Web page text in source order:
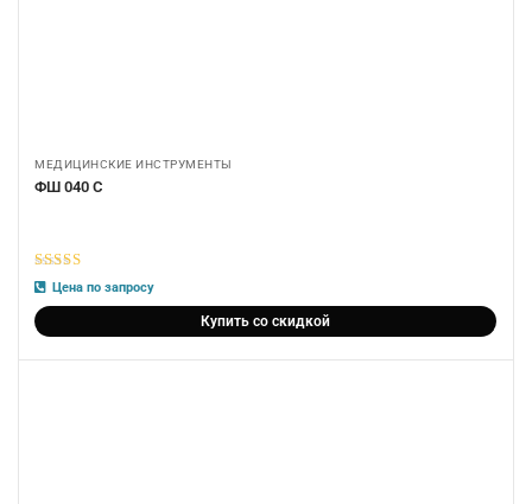
МЕДИЦИНСКИЕ ИНСТРУМЕНТЫ
ФШ 040 С
5из 5
Цена по запросу
Купить со скидкой